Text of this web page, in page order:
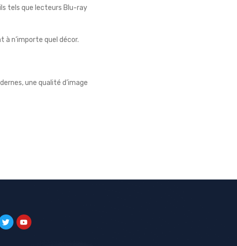
tels que lecteurs Blu-ray
à n’importe quel décor.
une qualité d’image